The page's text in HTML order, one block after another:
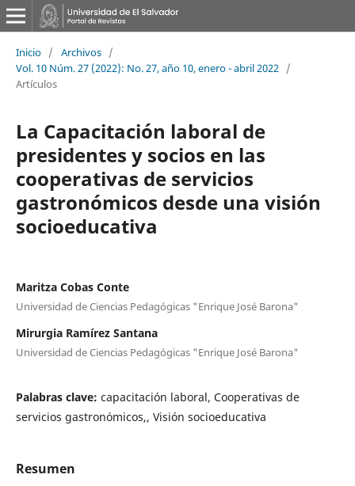
Inicio / Archivos /
Vol. 10 Núm. 27 (2022): No. 27, año 10, enero - abril 2022 /
Artículos
La Capacitación laboral de
presidentes y socios en las
cooperativas de servicios
gastronómicos desde una visión
socioeducativa
Maritza Cobas Conte
Universidad de Ciencias Pedagógicas "Enrique José Barona"
Mirurgia Ramírez Santana
Universidad de Ciencias Pedagógicas "Enrique José Barona"
Palabras clave: capacitación laboral, Cooperativas de
servicios gastronómicos,, Visión socioeducativa
Resumen